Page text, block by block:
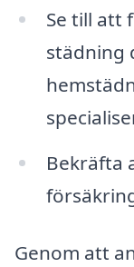
Se till att
städning
Bekräfta
Genom att